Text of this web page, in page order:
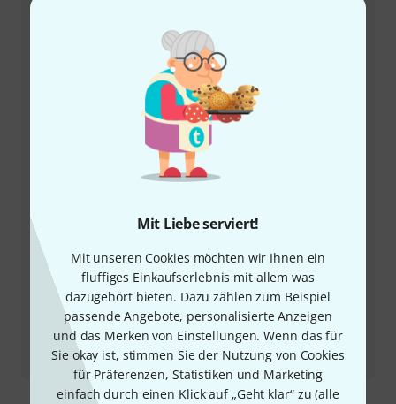
Mit Liebe serviert!
Mit unseren Cookies möchten wir Ihnen ein
fluffiges Einkaufserlebnis mit allem was
dazugehört bieten. Dazu zählen zum Beispiel
passende Angebote, personalisierte Anzeigen
und das Merken von Einstellungen. Wenn das für
Sie okay ist, stimmen Sie der Nutzung von Cookies
für Präferenzen, Statistiken und Marketing
einfach durch einen Klick auf „Geht klar“ zu (alle
Unser Thomann Team Kundenservice steht Ihnen bei
allen Fragen und Problemen nach dem Kauf zur Seite.
Kundennummer bereithalten
Mehr Kontaktoptionen
Produkt zurücksenden
Alle Ansprechpartner